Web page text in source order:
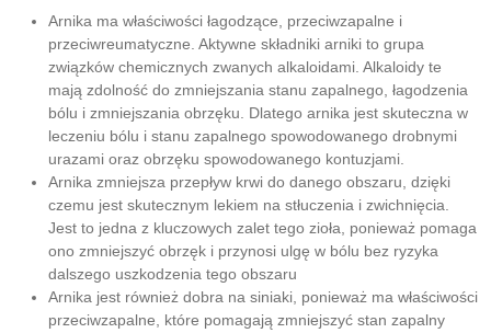
Arnika ma właściwości łagodzące, przeciwzapalne i
przeciwreumatyczne. Aktywne składniki arniki to grupa
związków chemicznych zwanych alkaloidami. Alkaloidy te
mają zdolność do zmniejszania stanu zapalnego, łagodzenia
bólu i zmniejszania obrzęku. Dlatego arnika jest skuteczna w
leczeniu bólu i stanu zapalnego spowodowanego drobnymi
urazami oraz obrzęku spowodowanego kontuzjami.
Arnika zmniejsza przepływ krwi do danego obszaru, dzięki
czemu jest skutecznym lekiem na stłuczenia i zwichnięcia.
Jest to jedna z kluczowych zalet tego zioła, ponieważ pomaga
ono zmniejszyć obrzęk i przynosi ulgę w bólu bez ryzyka
dalszego uszkodzenia tego obszaru
Arnika jest również dobra na siniaki, ponieważ ma właściwości
przeciwzapalne, które pomagają zmniejszyć stan zapalny